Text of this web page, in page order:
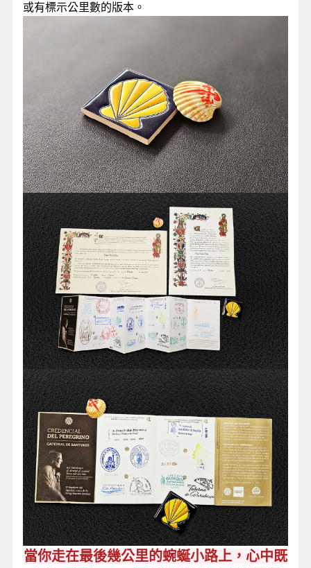
或有標示公里數的版本。
當你走在最後幾公里的蜿蜒小路上，心中既